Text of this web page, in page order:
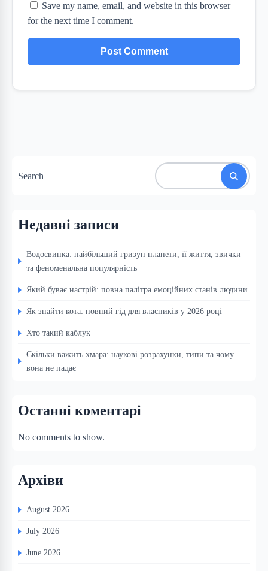
Save my name, email, and website in this browser
for the next time I comment.
Search
Недавні записи
Водосвинка: найбільший гризун планети, її життя, звички
та феноменальна популярність
Який буває настрій: повна палітра емоційних станів людини
Як знайти кота: повний гід для власників у 2026 році
Хто такий каблук
Скільки важить хмара: наукові розрахунки, типи та чому
вона не падає
Останні коментарі
No comments to show.
Архіви
August 2026
July 2026
June 2026